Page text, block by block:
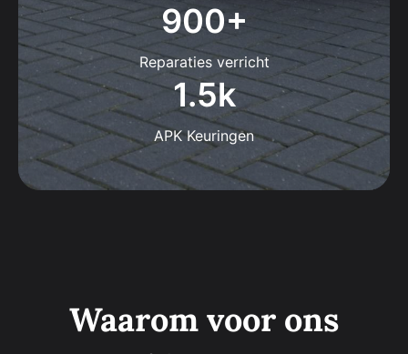
900+
Reparaties verricht
1.5k
APK Keuringen
Waarom voor ons